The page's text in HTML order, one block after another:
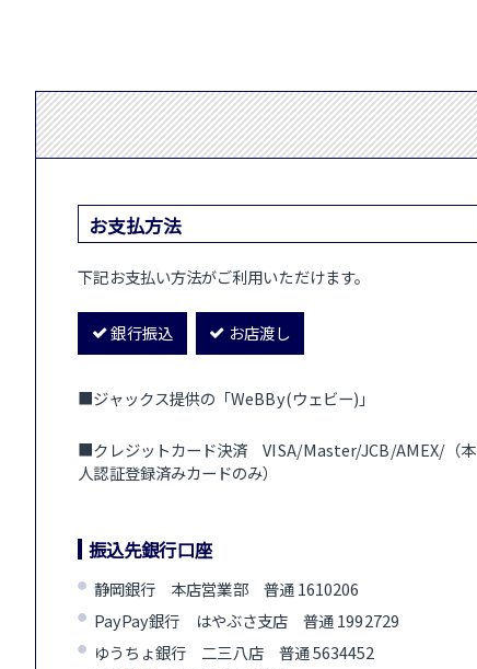
お支払方法
下記お支払い方法がご利用いただけます。
銀行振込 お店渡し
■ジャックス提供の「WeBBy(ウェビー)」
■クレジットカード決済 VISA/Master/JCB/AMEX/（本
人認証登録済みカードのみ）
振込先銀行口座
静岡銀行 本店営業部 普通 1610206
PayPay銀行 はやぶさ支店 普通 1992729
ゆうちょ銀行 二三八店 普通 5634452